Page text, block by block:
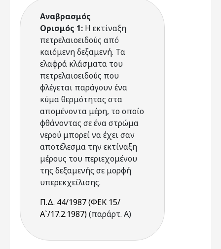
Αναβρασμός
Ορισμός 1: Η εκτίναξη
πετρελαιοειδούς από
καιόμενη δεξαμενή. Τα
ελαφρά κλάσματα του
πετρελαιοειδούς που
φλέγεται παράγουν ένα
κύμα θερμότητας στα
απομένοντα μέρη, το οποίο
φθάνοντας σε ένα στρώμα
νερού μπορεί να έχει σαν
αποτέλεσμα την εκτίναξη
μέρους του περιεχομένου
της δεξαμενής σε μορφή
υπερεκχείλισης.
Π.Δ. 44/1987 (ΦΕΚ 15/
Α`/17.2.1987)(παράρτ. Α)